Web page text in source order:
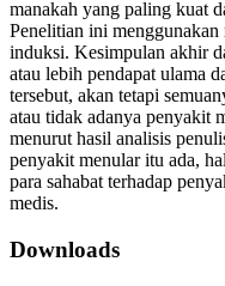
manakah yang paling kuat
Penelitian ini
induksi. Kesimpulan akhir
atau lebih pendapat ulama
tersebut, akan tetapi
atau tidak adanya penyakit
menurut hasil analisis
penyakit menular itu ada,
para sahabat terhadap
medis.
Downloads